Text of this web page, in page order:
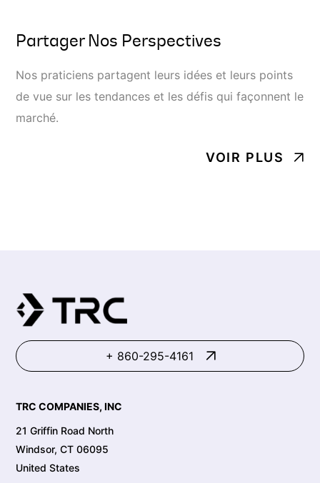
Partager Nos Perspectives
Nos praticiens partagent leurs idées et leurs points
de vue sur les tendances et les défis qui façonnent le
marché.
VOIR PLUS
+ 860-295-4161
TRC COMPANIES, INC
21 Griffin Road North
Windsor, CT 06095
United States